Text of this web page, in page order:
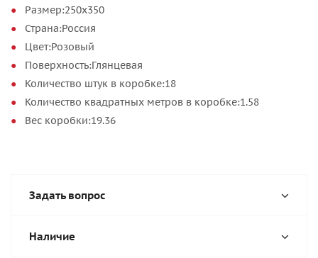
Размер:250х350
Страна:Россия
Цвет:Розовый
Поверхность:Глянцевая
Количество штук в коробке:18
Количество квадратных метров в коробке:1.58
Вес коробки:19.36
Задать вопрос
Наличие